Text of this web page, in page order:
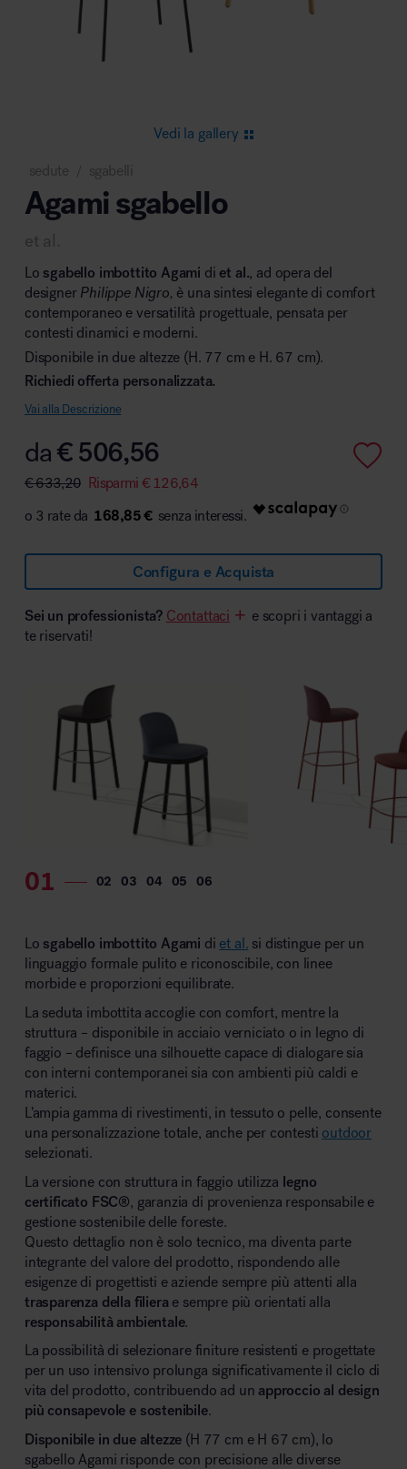
Area riunione e convegni
Area lounge e attesa
Area outdoor
Vedi la gallery
sedute sgabelli
Agami sgabello
et al.
Lo sgabello imbottito Agami di et al., ad opera del
designer Philippe Nigro, è una sintesi elegante di comfort
contemporaneo e versatilità progettuale, pensata per
contesti dinamici e moderni.
Disponibile in due altezze (H. 77 cm e H. 67 cm).
Richiedi offerta personalizzata.
Vai alla Descrizione
da€506,56
€633,20 Risparmi €126,64
168,85 €
Configura e Acquista
Sei un professionista? Contattaci
e scopri i vantaggi a
te riservati!
Lo sgabello imbottito Agami di et al. si distingue per un
linguaggio formale pulito e riconoscibile, con linee
morbide e proporzioni equilibrate.
La seduta imbottita accoglie con comfort, mentre la
struttura – disponibile in acciaio verniciato o in legno di
faggio – definisce una silhouette capace di dialogare sia
con interni contemporanei sia con ambienti più caldi e
materici.
L’ampia gamma di rivestimenti, in tessuto o pelle, consente
una personalizzazione totale, anche per contesti outdoor
selezionati.
La versione con struttura in faggio utilizza legno
certificato FSC®, garanzia di provenienza responsabile e
gestione sostenibile delle foreste.
Questo dettaglio non è solo tecnico, ma diventa parte
integrante del valore del prodotto, rispondendo alle
esigenze di progettisti e aziende sempre più attenti alla
trasparenza della filiera e sempre più orientati alla
responsabilità ambientale.
La possibilità di selezionare finiture resistenti e progettate
per un uso intensivo prolunga significativamente il ciclo di
vita del prodotto, contribuendo ad un approccio al design
più consapevole e sostenibile.
Disponibile in due altezze (H 77 cm e H 67 cm), lo
sgabello Agami risponde con precisione alle diverse